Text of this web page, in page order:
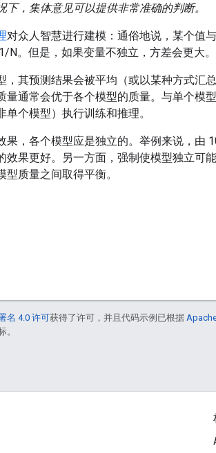
下，集体意见可以提供非常准确的判断。
对众人智慧进行建模：通俗地说，某个值
。但是，如果变量不独立，方差会更大。
，其预测结果会被平均（或以某种方式汇
量通常会优于各个模型的质量。与单个模
个模型）执行训练和推理。
，各个模型应是独立的。举例来说，由
效果更好。另一方面，强制使模型独立可
质量之间取得平衡。
名 4.0 许可获得了许可，并且代码示例已根据
。